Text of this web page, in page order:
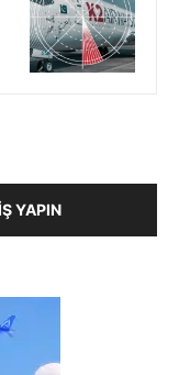
YAPIN